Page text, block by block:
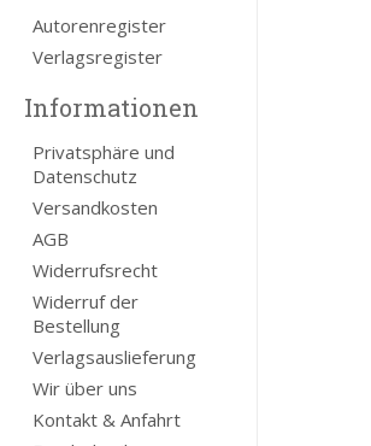
Autorenregister
Verlagsregister
Informationen
Privatsphäre und
Datenschutz
Versandkosten
AGB
Widerrufsrecht
Widerruf der
Bestellung
Verlagsauslieferung
Wir über uns
Kontakt & Anfahrt